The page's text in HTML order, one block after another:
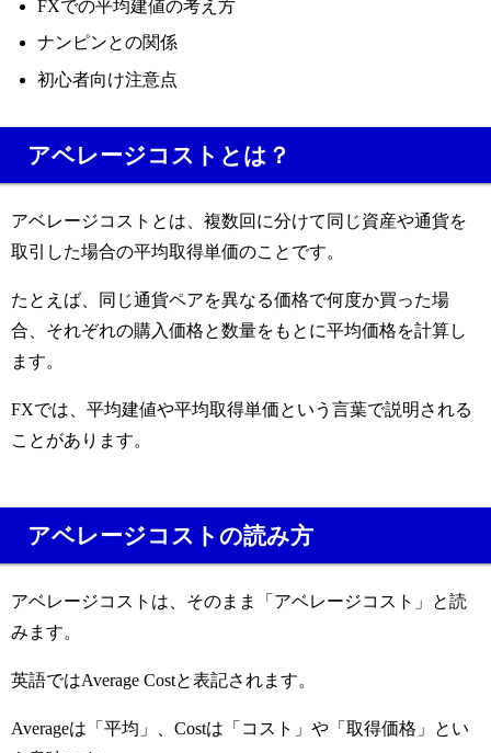
FXでの平均建値の考え方
ナンピンとの関係
初心者向け注意点
アベレージコストとは？
アベレージコストとは、複数回に分けて同じ資産や通貨を
取引した場合の平均取得単価のことです。
たとえば、同じ通貨ペアを異なる価格で何度か買った場
合、それぞれの購入価格と数量をもとに平均価格を計算し
ます。
FXでは、平均建値や平均取得単価という言葉で説明される
ことがあります。
アベレージコストの読み方
アベレージコストは、そのまま「アベレージコスト」と読
みます。
英語ではAverage Costと表記されます。
Averageは「平均」、Costは「コスト」や「取得価格」とい